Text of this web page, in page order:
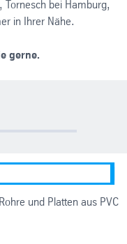
bei Hamburg,
in Ihrer Nähe.
gerne.
und Platten aus PVC